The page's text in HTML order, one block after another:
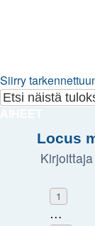
Siirry
Locus
Kirjoittaja
1
…